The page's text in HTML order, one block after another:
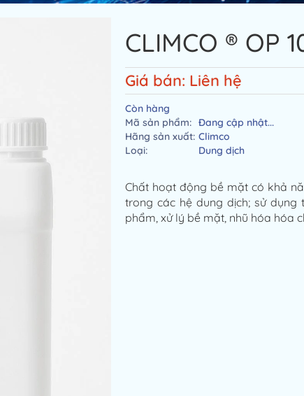
CLIMCO ® OP
Giá bán: Liên hệ
Còn hàng
Mã sản phẩm: Đang cập nhật...
Hãng sản xuất: Climco
Loại:
Dung dịch
Chất hoạt động bề mặt có khả
trong các hệ dung dịch; sử
phẩm, xử lý bề mặt, nhũ hóa hóa